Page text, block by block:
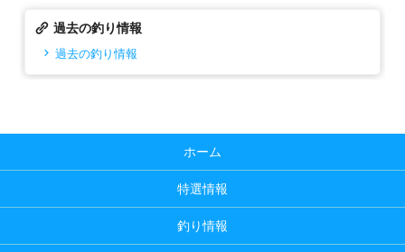
過去の釣り情報
過去の釣り情報
ホーム
特選情報
釣り情報